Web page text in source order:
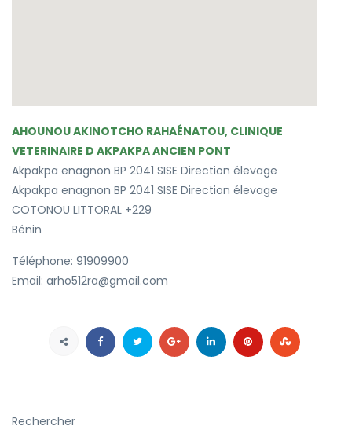
AHOUNOU AKINOTCHO RAHAÉNATOU, CLINIQUE
VETERINAIRE D AKPAKPA ANCIEN PONT
Akpakpa enagnon BP 2041 SISE Direction élevage
Akpakpa enagnon BP 2041 SISE Direction élevage
COTONOU LITTORAL +229
Bénin
Téléphone: 91909900
Email: arho512ra@gmail.com
Rechercher